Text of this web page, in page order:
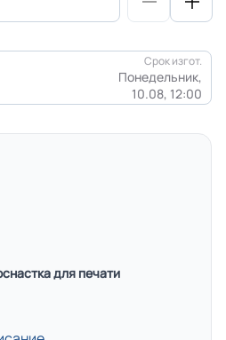
Срок изгот.
Понедельник,
10.08, 12:00
для печати